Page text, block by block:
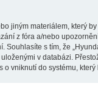
materiálem, který
z fóra a/nebo
s tím, že
v databázi.
vniknutí do systému,